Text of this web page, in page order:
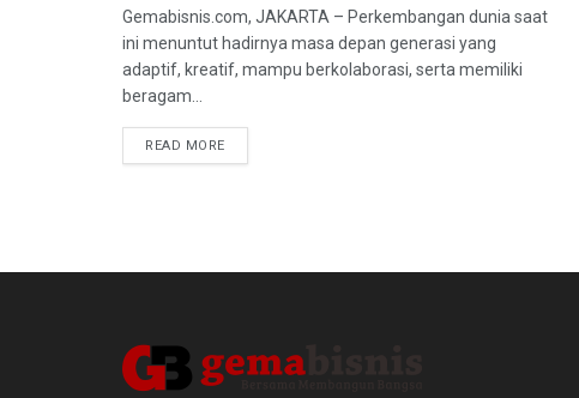
Gemabisnis.com, JAKARTA – Perkembangan dunia saat
ini menuntut hadirnya masa depan generasi yang
adaptif, kreatif, mampu berkolaborasi, serta memiliki
beragam...
READ MORE